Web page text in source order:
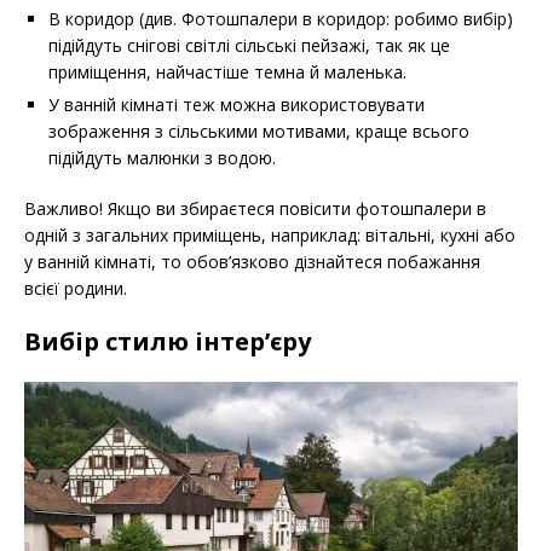
В коридор (див. Фотошпалери в коридор: робимо вибір)
підійдуть снігові світлі сільські пейзажі, так як це
приміщення, найчастіше темна й маленька.
У ванній кімнаті теж можна використовувати
зображення з сільськими мотивами, краще всього
підійдуть малюнки з водою.
Важливо! Якщо ви збираєтеся повісити фотошпалери в
одній з загальних приміщень, наприклад: вітальні, кухні або
у ванній кімнаті, то обов’язково дізнайтеся побажання
всієї родини.
Вибір стилю інтер’єру